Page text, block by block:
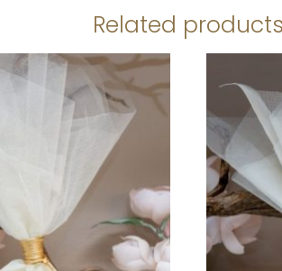
Related products